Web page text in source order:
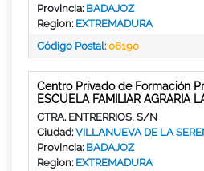
Provincia: BADAJOZ
Region: EXTREMADURA
Código Postal:06190
Centro Privado de Formación
ESCUELA FAMILIAR AGRARIA
CTRA. ENTRERRIOS, S/N
Ciudad:VILLANUEVA DE LA
Provincia: BADAJOZ
Region: EXTREMADURA